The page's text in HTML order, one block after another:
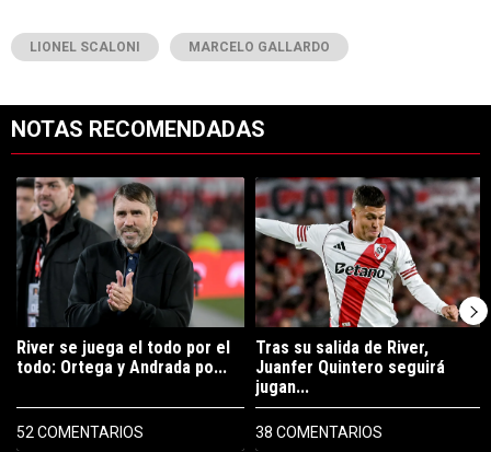
LIONEL SCALONI MARCELO GALLARDO
NOTAS RECOMENDADAS
Un artículo de tendencia con el título "River se juega el todo por el
River se juega el todo por el
todo: Ortega y Andrada po...
52 COMENTARIOS
Un artículo de tendencia con el
Tras su salida de River,
Juanfer Quintero seguirá
jugan...
38 COMENTARIOS